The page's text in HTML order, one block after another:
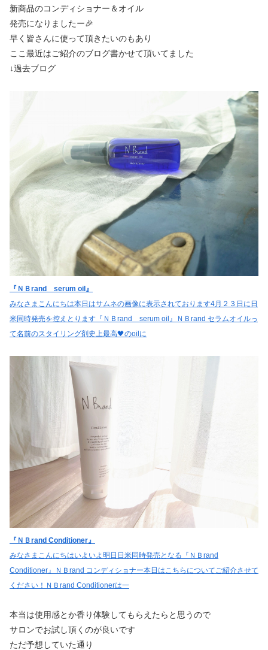
新商品のコンディショナー＆オイル
発売になりましたー🎉
早く皆さんに使って頂きたいのもあり
ここ最近はご紹介のブログ書かせて頂いてました
↓過去ブログ
『ＮＢrand serum oil』
みなさまこんにちは本日はサムネの画像に表示されております4月２３日に日
米同時発売を控えとります『ＮＢrand serum oil』ＮＢrand セラムオイルっ
て名前のスタイリング剤史上最高🖤のoilに
『ＮＢrand Conditioner』
みなさまこんにちはいよいよ明日日米同時発売となる『ＮＢrand
Conditioner』ＮＢrand コンディショナー本日はこちらについてご紹介させて
ください！ＮＢrand Conditionerは一
本当は使用感とか香り体験してもらえたらと思うので
サロンでお試し頂くのが良いです
ただ予想していた通り